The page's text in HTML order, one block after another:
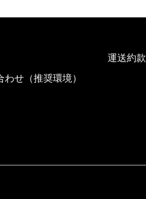
せ（推奨環境）
運送約款